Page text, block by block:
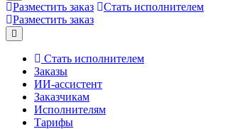
Разместить заказ
Стать исполнителем
Разместить заказ
Стать исполнителем
Заказы
ИИ-ассистент
Заказчикам
Исполнителям
Тарифы